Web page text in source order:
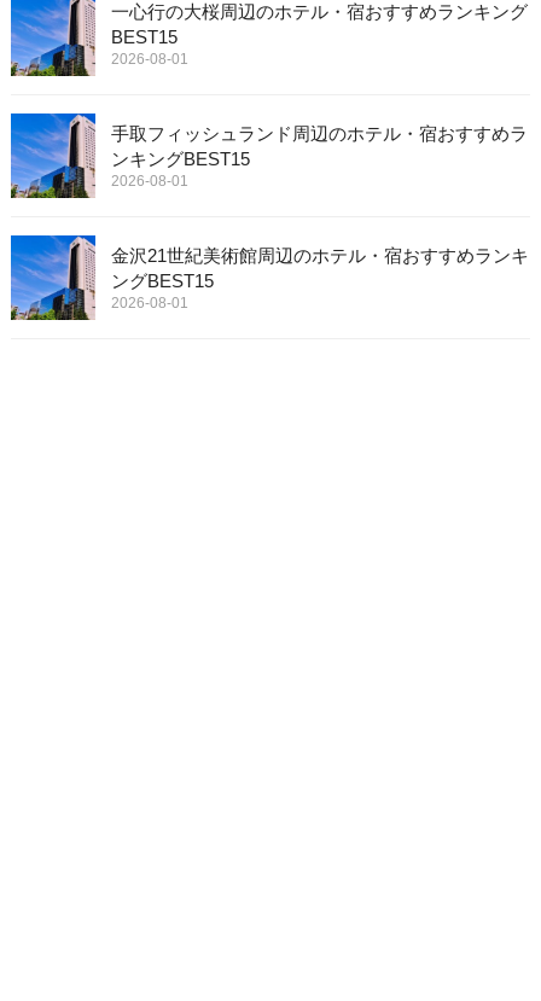
一心行の大桜周辺のホテル・宿おすすめランキング
BEST15
2026-08-01
手取フィッシュランド周辺のホテル・宿おすすめラ
ンキングBEST15
2026-08-01
金沢21世紀美術館周辺のホテル・宿おすすめランキ
ングBEST15
2026-08-01